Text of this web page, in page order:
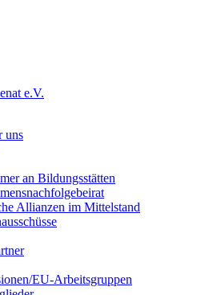
uns
an Bildungsstätten
Allianzen im Mittelstand
EU-Arbeitsgruppen